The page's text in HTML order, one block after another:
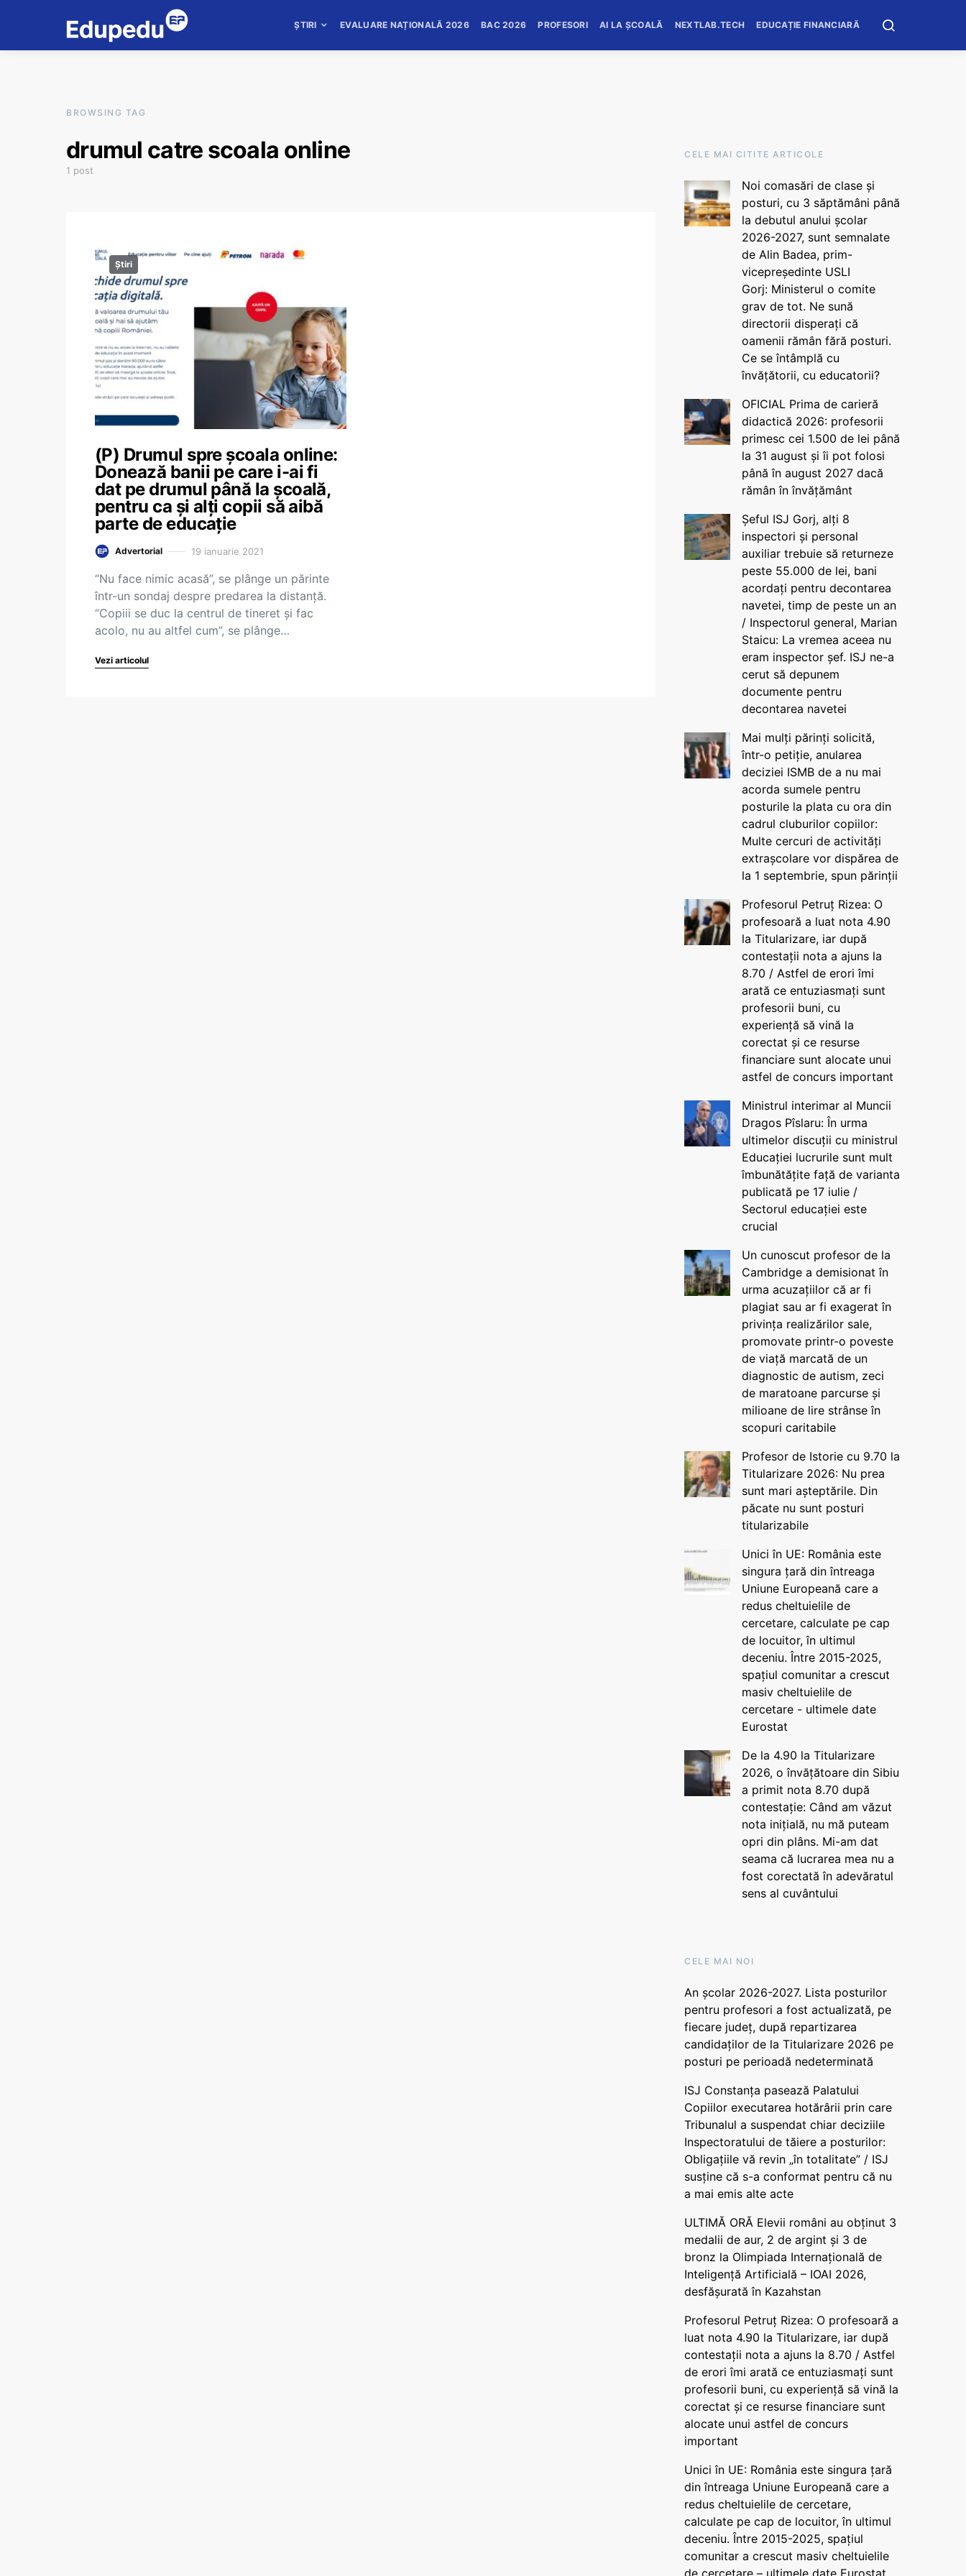
ȘTIRI EVALUARE NAȚIONALĂ 2026 BAC 2026 PROFESORI AI LA ȘCOALĂ NEXTLAB.TECH EDUCAȚIE FINANCIARĂ
BROWSING TAG
drumul catre scoala online
1 post
Știri
(P) Drumul spre școala online:
Donează banii pe care i-ai fi
dat pe drumul până la școală,
pentru ca și alți copii să aibă
parte de educație
Advertorial 19 ianuarie 2021
“Nu face nimic acasă”, se plânge un părinte
într-un sondaj despre predarea la distanță.
“Copiii se duc la centrul de tineret și fac
acolo, nu au altfel cum”, se plânge…
Vezi articolul
CELE MAI CITITE ARTICOLE
Noi comasări de clase și
posturi, cu 3 săptămâni până
la debutul anului școlar
2026-2027, sunt semnalate
de Alin Badea, prim-
vicepreședinte USLI
Gorj: Ministerul o comite
grav de tot. Ne sună
directorii disperați că
oamenii rămân fără posturi.
Ce se întâmplă cu
învățătorii, cu educatorii?
OFICIAL Prima de carieră
didactică 2026: profesorii
primesc cei 1.500 de lei până
la 31 august și îi pot folosi
până în august 2027 dacă
rămân în învățământ
Șeful ISJ Gorj, alți 8
inspectori și personal
auxiliar trebuie să returneze
peste 55.000 de lei, bani
acordați pentru decontarea
navetei, timp de peste un an
/ Inspectorul general, Marian
Staicu: La vremea aceea nu
eram inspector șef. ISJ ne-a
cerut să depunem
documente pentru
decontarea navetei
Mai mulți părinți solicită,
într-o petiție, anularea
deciziei ISMB de a nu mai
acorda sumele pentru
posturile la plata cu ora din
cadrul cluburilor copiilor:
Multe cercuri de activități
extrașcolare vor dispărea de
la 1 septembrie, spun părinții
Profesorul Petruț Rizea: O
profesoară a luat nota 4.90
la Titularizare, iar după
contestații nota a ajuns la
8.70 / Astfel de erori îmi
arată ce entuziasmați sunt
profesorii buni, cu
experiență să vină la
corectat și ce resurse
financiare sunt alocate unui
astfel de concurs important
Ministrul interimar al Muncii
Dragos Pîslaru: În urma
ultimelor discuții cu ministrul
Educației lucrurile sunt mult
îmbunătățite față de varianta
publicată pe 17 iulie /
Sectorul educației este
crucial
Un cunoscut profesor de la
Cambridge a demisionat în
urma acuzațiilor că ar fi
plagiat sau ar fi exagerat în
privința realizărilor sale,
promovate printr-o poveste
de viață marcată de un
diagnostic de autism, zeci
de maratoane parcurse și
milioane de lire strânse în
scopuri caritabile
Profesor de Istorie cu 9.70 la
Titularizare 2026: Nu prea
sunt mari așteptările. Din
păcate nu sunt posturi
titularizabile
Unici în UE: România este
singura țară din întreaga
Uniune Europeană care a
redus cheltuielile de
cercetare, calculate pe cap
de locuitor, în ultimul
deceniu. Între 2015-2025,
spațiul comunitar a crescut
masiv cheltuielile de
cercetare - ultimele date
Eurostat
De la 4.90 la Titularizare
2026, o învățătoare din Sibiu
a primit nota 8.70 după
contestație: Când am văzut
nota inițială, nu mă puteam
opri din plâns. Mi-am dat
seama că lucrarea mea nu a
fost corectată în adevăratul
sens al cuvântului
CELE MAI NOI
An școlar 2026-2027. Lista posturilor
pentru profesori a fost actualizată, pe
fiecare județ, după repartizarea
candidaților de la Titularizare 2026 pe
posturi pe perioadă nedeterminată
ISJ Constanța pasează Palatului
Copiilor executarea hotărârii prin care
Tribunalul a suspendat chiar deciziile
Inspectoratului de tăiere a posturilor:
Obligațiile vă revin „în totalitate” / ISJ
susține că s-a conformat pentru că nu
a mai emis alte acte
ULTIMĂ ORĂ Elevii români au obținut 3
medalii de aur, 2 de argint și 3 de
bronz la Olimpiada Internațională de
Inteligență Artificială – IOAI 2026,
desfășurată în Kazahstan
Profesorul Petruț Rizea: O profesoară a
luat nota 4.90 la Titularizare, iar după
contestații nota a ajuns la 8.70 / Astfel
de erori îmi arată ce entuziasmați sunt
profesorii buni, cu experiență să vină la
corectat și ce resurse financiare sunt
alocate unui astfel de concurs
important
Unici în UE: România este singura țară
din întreaga Uniune Europeană care a
redus cheltuielile de cercetare,
calculate pe cap de locuitor, în ultimul
deceniu. Între 2015-2025, spațiul
comunitar a crescut masiv cheltuielile
de cercetare – ultimele date Eurostat